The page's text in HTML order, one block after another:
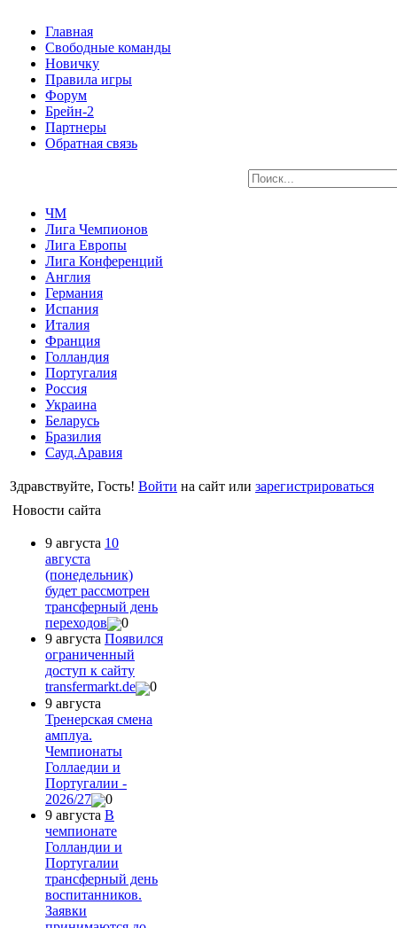
Главная
Свободные команды
Новичку
Правила игры
Форум
Брейн-2
Партнеры
Обратная связь
ЧМ
Лига Чемпионов
Лига Европы
Лига Конференций
Англия
Германия
Испания
Италия
Франция
Голландия
Португалия
Россия
Украина
Беларусь
Бразилия
Сауд.Аравия
Здравствуйте, Гость! Войти на сайт или зарегистрироваться
Новости сайта
9 августа 10
августа
(понедельник)
будет рассмотрен
трансферный день
переходов
0
9 августа Появился
ограниченный
доступ к сайту
transfermarkt.de
0
9 августа
Тренерская смена
амплуа.
Чемпионаты
Голлаедии и
Португалии -
2026/27
0
9 августа В
чемпионате
Голландии и
Португалии
трансферный день
воспитанников.
Заявки